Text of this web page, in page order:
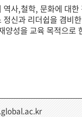
역사,철학, 문화에 대
정신과 리더쉽을 겸비
양성을 교육 목적으로